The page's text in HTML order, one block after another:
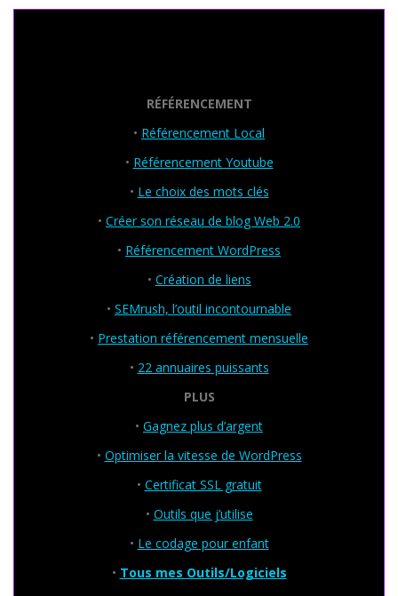
RÉFÉRENCEMENT
• Référencement Local
• Référencement Youtube
• Le choix des mots clés
• Créer son réseau de blog Web 2.0
• Référencement WordPress
• Création de liens
• SEMrush, l’outil incontournable
• Prestation référencement mensuelle
• 22 annuaires puissants
PLUS
• Gagnez plus d’argent
• Optimiser la vitesse de WordPress
• Certificat SSL gratuit
• Outils que j’utilise
• Le codage pour enfant
• Tous mes Outils/Logiciels